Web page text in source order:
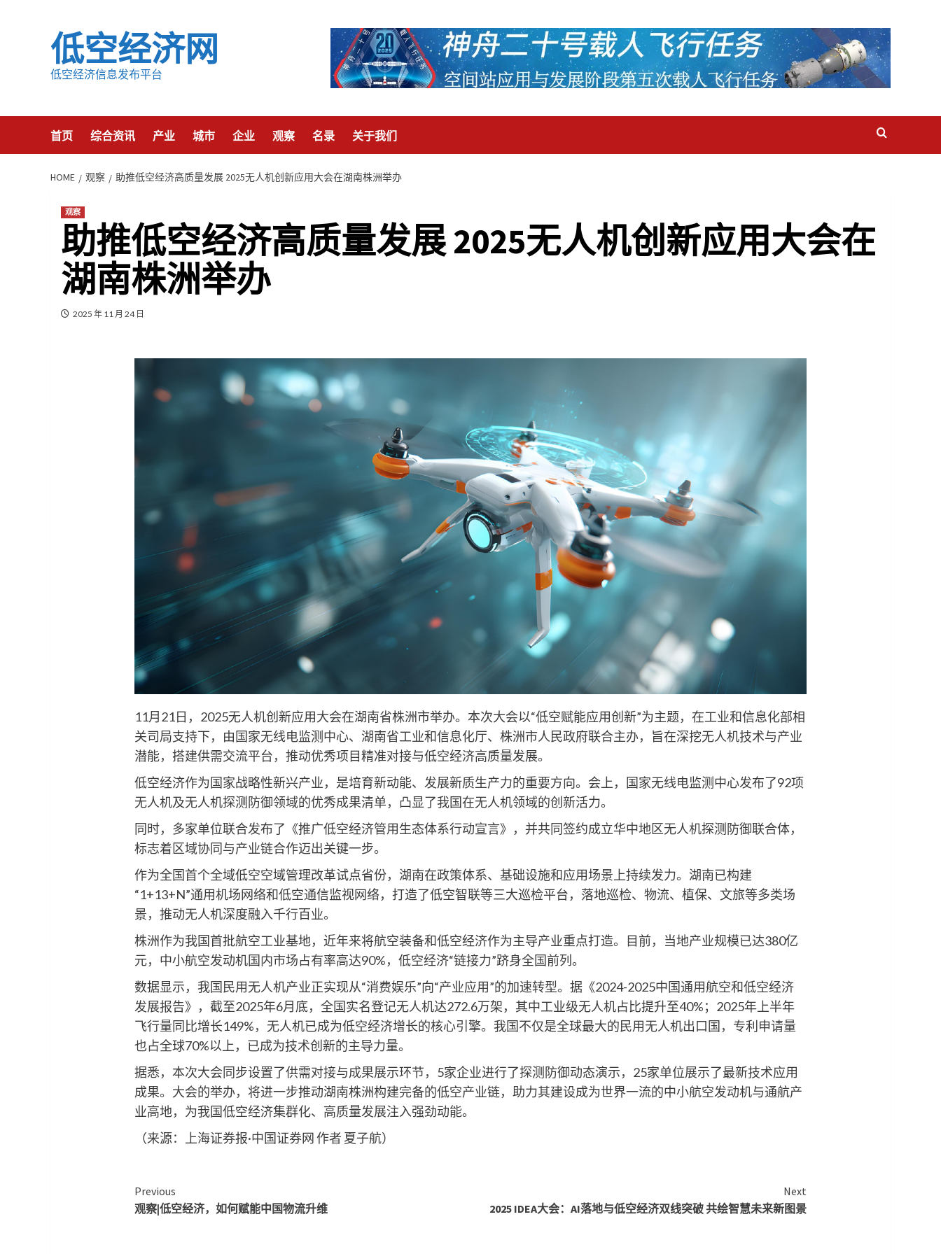
低空经济网
低空经济信息发布平台
首页 综合资讯 产业 城市 企业 观察 名录 关于我们
HOME 观察 助推低空经济高质量发展 2025无人机创新应用大会在湖南株洲举办
观察
助推低空经济高质量发展 2025无人机创新应用大会在
湖南株洲举办
2025 年 11 月 24 日
11月21日，2025无人机创新应用大会在湖南省株洲市举办。本次大会以“低空赋能应用创新”为主题，在工业和信息化部相
关司局支持下，由国家无线电监测中心、湖南省工业和信息化厅、株洲市人民政府联合主办，旨在深挖无人机技术与产业
潜能，搭建供需交流平台，推动优秀项目精准对接与低空经济高质量发展。
低空经济作为国家战略性新兴产业，是培育新动能、发展新质生产力的重要方向。会上，国家无线电监测中心发布了92项
无人机及无人机探测防御领域的优秀成果清单，凸显了我国在无人机领域的创新活力。
同时，多家单位联合发布了《推广低空经济管用生态体系行动宣言》，并共同签约成立华中地区无人机探测防御联合体，
标志着区域协同与产业链合作迈出关键一步。
作为全国首个全域低空空域管理改革试点省份，湖南在政策体系、基础设施和应用场景上持续发力。湖南已构建
“1+13+N”通用机场网络和低空通信监视网络，打造了低空智联等三大巡检平台，落地巡检、物流、植保、文旅等多类场
景，推动无人机深度融入千行百业。
株洲作为我国首批航空工业基地，近年来将航空装备和低空经济作为主导产业重点打造。目前，当地产业规模已达380亿
元，中小航空发动机国内市场占有率高达90%，低空经济“链接力”跻身全国前列。
数据显示，我国民用无人机产业正实现从“消费娱乐”向“产业应用”的加速转型。据《2024-2025中国通用航空和低空经济
发展报告》，截至2025年6月底，全国实名登记无人机达272.6万架，其中工业级无人机占比提升至40%；2025年上半年
飞行量同比增长149%，无人机已成为低空经济增长的核心引擎。我国不仅是全球最大的民用无人机出口国，专利申请量
也占全球70%以上，已成为技术创新的主导力量。
据悉，本次大会同步设置了供需对接与成果展示环节，5家企业进行了探测防御动态演示，25家单位展示了最新技术应用
成果。大会的举办，将进一步推动湖南株洲构建完备的低空产业链，助力其建设成为世界一流的中小航空发动机与通航产
业高地，为我国低空经济集群化、高质量发展注入强劲动能。
（来源：上海证券报·中国证券网 作者 夏子航）
Continue
Reading
Previous
观察|低空经济，如何赋能中国物流升维
Next
2025 IDEA大会：AI落地与低空经济双线突破 共绘智慧未来新图景